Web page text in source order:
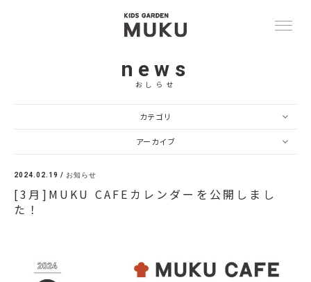
news
おしらせ
2024.02.19 / お知らせ
[3月]MUKU CAFEカレンダーを公開しまし
た！
カテゴリ
アーカイブ